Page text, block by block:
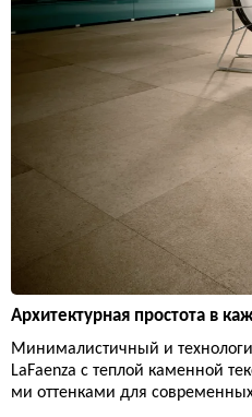
Архитектурная простота в
Минималистичный и
LaFaenza с теплой каменной
ми оттенками для